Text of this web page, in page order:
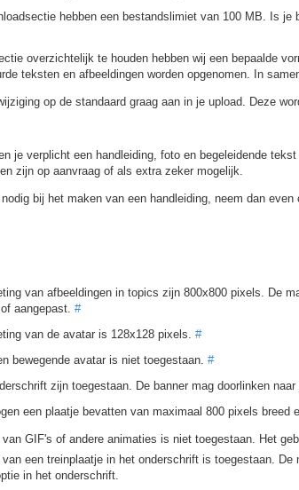
hebben een bestandslimiet van 100 MB. Is
overzichtelijk te houden hebben wij een bepaalde
teksten en afbeeldingen worden opgenomen. In
op de standaard graag aan in je upload. Deze
je verplicht een handleiding, foto en begeleidende
zijn op aanvraag of als extra zeker mogelijk.
nodig bij het maken van een handleiding, neem dan even
van afbeeldingen in topics zijn 800x800 pixels. De
aangepast. #
van de avatar is 128x128 pixels. #
bewegende avatar is niet toegestaan. #
zijn toegestaan. De banner mag doorlinken naar
een plaatje bevatten van maximaal 800 pixels breed
van GIF's of andere animaties is niet toegestaan. Het
van een treinplaatje in het onderschrift is toegestaan.
in het onderschrift.